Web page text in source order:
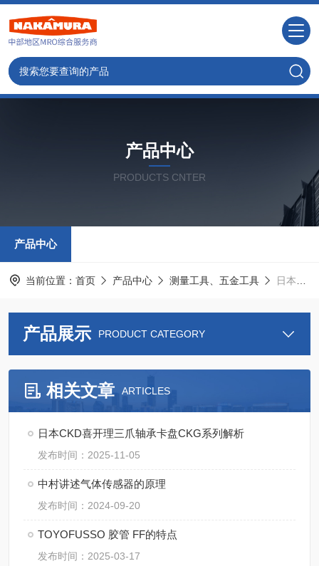
产品中心
PRODUCTS CNTER
产品中心
当前位置： 首页 产品中心 测量工具、五金工具 日本松下Panasonic Industry
产品展示 PRODUCT CATEGORY
相关文章 ARTICLES
日本CKD喜开理三爪轴承卡盘CKG系列解析
发布时间：2025-11-05
中村讲述气体传感器的原理
发布时间：2024-09-20
TOYOFUSSO 胶管 FF的特点
发布时间：2025-03-17